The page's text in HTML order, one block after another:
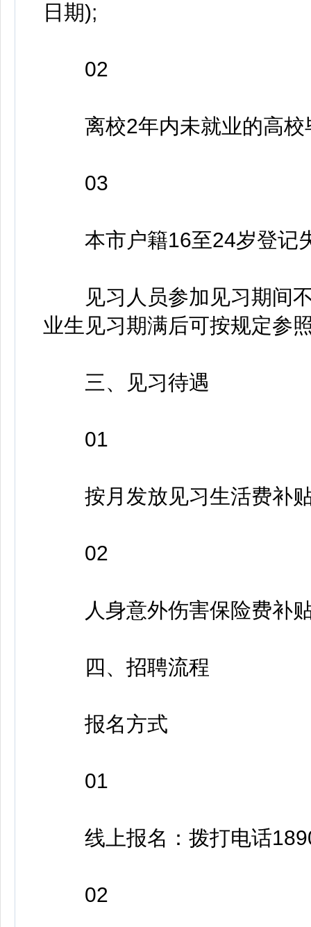
日期);
02
离校2年内未就业的高校
03
本市户籍16至24岁登记
见习人员参加见习期间不
业生见习期满后可按规定参
三、见习待遇
01
按月发放见习生活费补贴
02
人身意外伤害保险费补贴
四、招聘流程
报名方式
01
线上报名：拨打电话
02